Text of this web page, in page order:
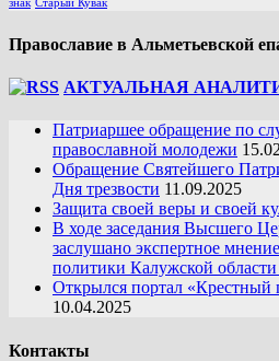
знак Старый Кувак
Православие в Альметьевской
АКТУАЛЬНАЯ
Патриаршее обращение по
православной молодежи
Обращение Святейшего
Дня трезвости 11.09.2025
Защита своей веры и своей
В ходе заседания Высшего
заслушано экспертное
политики Калужской
Открылся портал «Крестный
10.04.2025
Контакты